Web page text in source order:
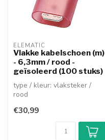
ELEMATIC
Vlakke kabelschoen (m)
- 6,3mm / rood -
geïsoleerd (100 stuks)
type / kleur: vlaksteker /
rood
geïsoleerd)
insteekbreedte: ...
€30,99